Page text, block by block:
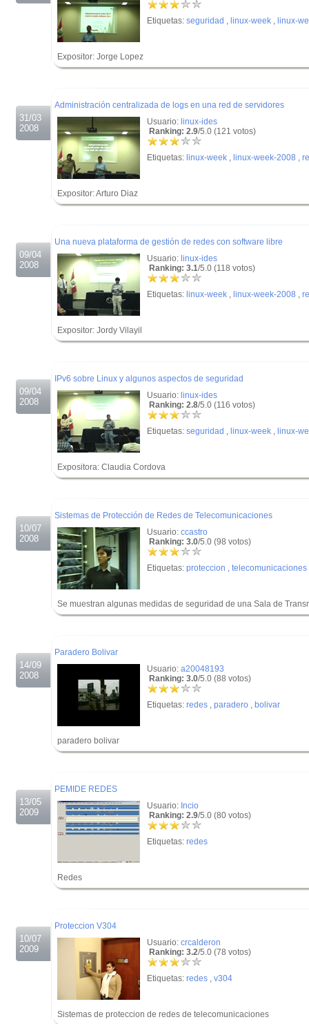
Etiquetas: seguridad , linux-week , linux-
Expositor: Jorge Lopez
31/03
2008
Administración centralizada de logs en una red de servidores
Usuario: linux-ides
Ranking: 2.9/5.0 (121 votos)
Etiquetas: linux-week , linux-week-2008 ,
Expositor: Arturo Diaz
09/04
2008
Una nueva plataforma de gestión de redes con software libre
Usuario: linux-ides
Ranking: 3.1/5.0 (118 votos)
Etiquetas: linux-week , linux-week-2008 ,
Expositor: Jordy Vilayil
09/04
2008
IPv6 sobre Linux y algunos aspectos de seguridad
Usuario: linux-ides
Ranking: 2.8/5.0 (116 votos)
Etiquetas: seguridad , linux-week , linux-
Expositora: Claudia Cordova
10/07
2008
Sistemas de Protección de Redes de Telecomunicaciones
Usuario: ccastro
Ranking: 3.0/5.0 (98 votos)
Etiquetas: proteccion , telecomunicaciones
Se muestran algunas medidas de seguridad de una Sala de
14/09
2008
Paradero Bolivar
Usuario: a20048193
Ranking: 3.0/5.0 (88 votos)
Etiquetas: redes , paradero , bolivar
paradero bolivar
13/05
2009
PEMIDE REDES
Usuario: Incio
Ranking: 2.9/5.0 (80 votos)
Etiquetas: redes
Redes
10/07
2009
Proteccion V304
Usuario: crcalderon
Ranking: 3.2/5.0 (78 votos)
Etiquetas: redes , v304
Sistemas de proteccion de redes de telecomunicaciones